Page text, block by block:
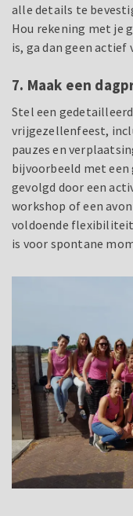
alle details te
Hou rekening met je
is, ga dan geen
7. Maak een
Stel een
vrijgezellenfeest,
pauzes en
bijvoorbeeld met
gevolgd door een
workshop of een
voldoende
is voor spontane